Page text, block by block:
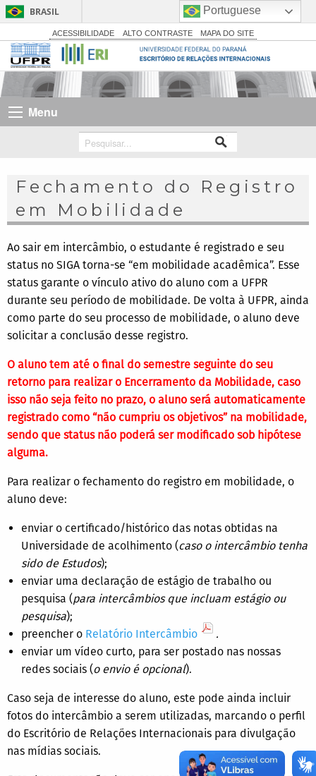
BRASIL
Simplifique!
Comunica BR
Participe
Legislação
Canais
ACESSIBILIDADE ALTO CONTRASTE MAPA DO SITE
Menu
Fechamento do Registro
em Mobilidade
Ao sair em intercâmbio, o estudante é registrado e seu
status no SIGA torna-se “em mobilidade acadêmica”. Esse
status garante o vínculo ativo do aluno com a UFPR
durante seu período de mobilidade. De volta à UFPR, ainda
como parte do seu processo de mobilidade, o aluno deve
solicitar a conclusão desse registro.
O aluno tem até o final do semestre seguinte do seu
retorno para realizar o Encerramento da Mobilidade, caso
isso não seja feito no prazo, o aluno será automaticamente
registrado como “não cumpriu os objetivos” na mobilidade,
sendo que status não poderá ser modificado sob hipótese
alguma.
Para realizar o fechamento do registro em mobilidade, o
aluno deve:
enviar o certificado/histórico das notas obtidas na
Universidade de acolhimento (caso o intercâmbio tenha
sido de Estudos);
enviar uma declaração de estágio de trabalho ou
pesquisa (para intercâmbios que incluam estágio ou
pesquisa);
preencher o Relatório Intercâmbio
.
enviar um vídeo curto, para ser postado nas nossas
redes sociais (o envio é opcional).
Caso seja de interesse do aluno, este pode ainda incluir
fotos do intercâmbio a serem utilizadas, marcando o perfil
do Escritório de Relações Internacionais para divulgação
nas mídias sociais.
Portuguese